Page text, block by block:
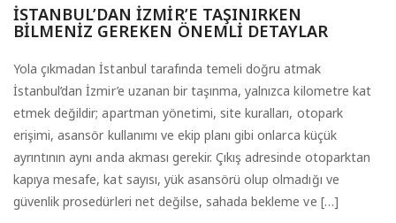
İSTANBUL’DAN İZMIR’E TAŞINIRKEN
BILMENIZ GEREKEN ÖNEMLI DETAYLAR
Yola çıkmadan İstanbul tarafında temeli doğru atmak
İstanbul’dan İzmir’e uzanan bir taşınma, yalnızca kilometre kat
etmek değildir; apartman yönetimi, site kuralları, otopark
erişimi, asansör kullanımı ve ekip planı gibi onlarca küçük
ayrıntının aynı anda akması gerekir. Çıkış adresinde otoparktan
kapıya mesafe, kat sayısı, yük asansörü olup olmadığı ve
güvenlik prosedürleri net değilse, sahada bekleme ve […]